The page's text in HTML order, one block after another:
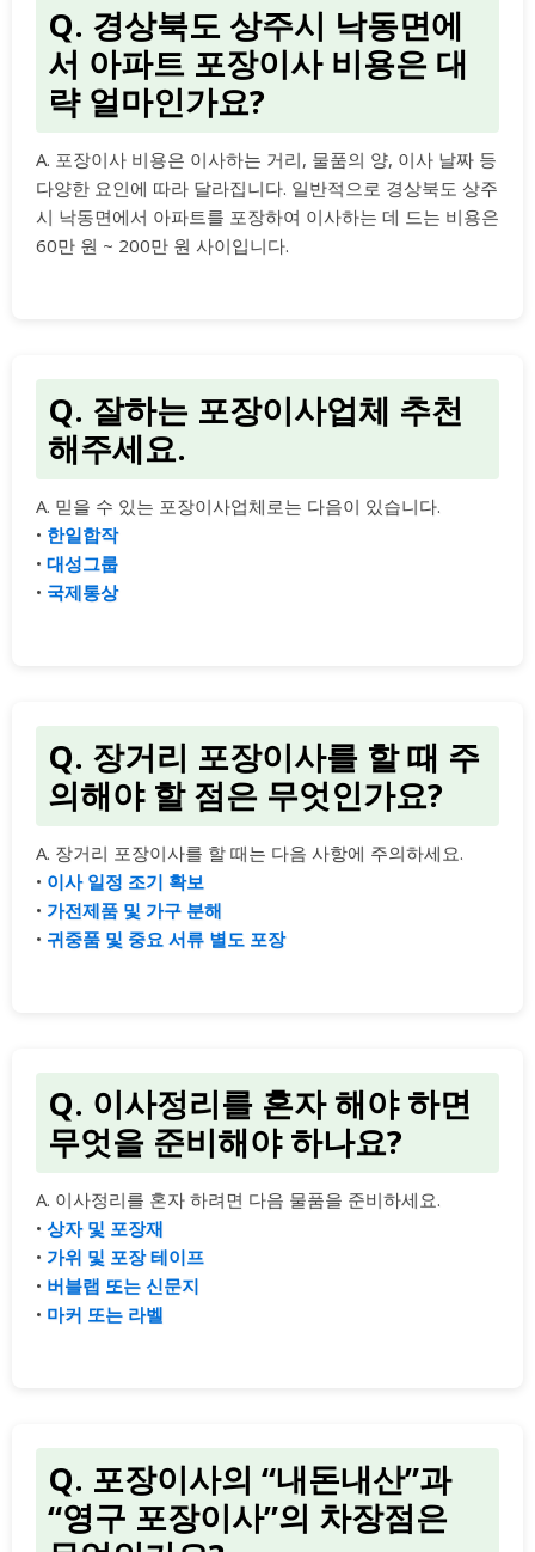
Q. 경상북도 상주시 낙동면에
서 아파트 포장이사 비용은 대
략 얼마인가요?
A. 포장이사 비용은 이사하는 거리, 물품의 양, 이사 날짜 등
다양한 요인에 따라 달라집니다. 일반적으로 경상북도 상주
시 낙동면에서 아파트를 포장하여 이사하는 데 드는 비용은
60만 원 ~ 200만 원 사이입니다.
Q. 잘하는 포장이사업체 추천
해주세요.
A. 믿을 수 있는 포장이사업체로는 다음이 있습니다.
• 한일합작
• 대성그룹
• 국제통상
Q. 장거리 포장이사를 할 때 주
의해야 할 점은 무엇인가요?
A. 장거리 포장이사를 할 때는 다음 사항에 주의하세요.
• 이사 일정 조기 확보
• 가전제품 및 가구 분해
• 귀중품 및 중요 서류 별도 포장
Q. 이사정리를 혼자 해야 하면
무엇을 준비해야 하나요?
A. 이사정리를 혼자 하려면 다음 물품을 준비하세요.
• 상자 및 포장재
• 가위 및 포장 테이프
• 버블랩 또는 신문지
• 마커 또는 라벨
Q. 포장이사의 “내돈내산”과
“영구 포장이사”의 차장점은